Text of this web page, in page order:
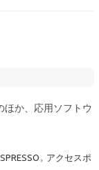
ほか、応用ソフトウ
, アクセスポ